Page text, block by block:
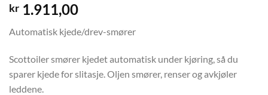
kr 1.911,00
Automatisk kjede/drev-smører
Scottoiler smører kjedet automatisk under kjøring, så du
sparer kjede for slitasje. Oljen smører, renser og avkjøler
leddene.